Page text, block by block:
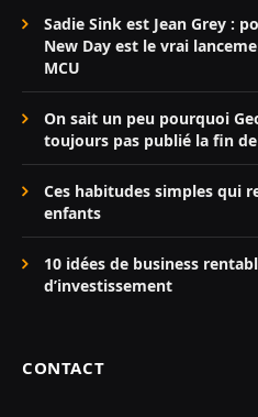
Sadie Sink est Jean Grey :
New Day est le vrai
MCU
On sait un peu pourquoi
toujours pas publié la fin
Ces habitudes simples qui
enfants
10 idées de business
d’investissement
CONTACT